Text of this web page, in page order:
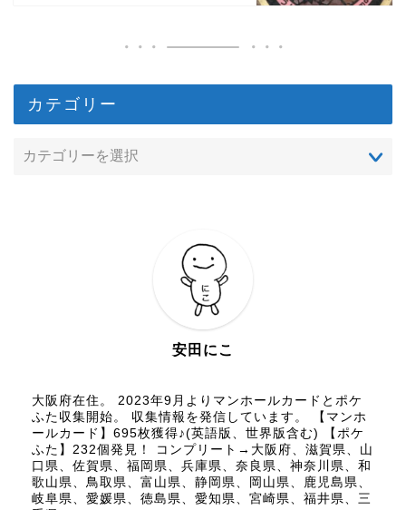
カテゴリー
安田にこ
大阪府在住。 2023年9月よりマンホールカードとポケ
ふた収集開始。 収集情報を発信しています。 【マンホ
ールカード】695枚獲得♪(英語版、世界版含む) 【ポケ
ふた】232個発見！ コンプリート→大阪府、滋賀県、山
口県、佐賀県、福岡県、兵庫県、奈良県、神奈川県、和
歌山県、鳥取県、富山県、静岡県、岡山県、鹿児島県、
岐阜県、愛媛県、徳島県、愛知県、宮崎県、福井県、三